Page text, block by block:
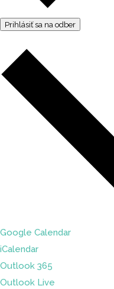
Prihlásiť sa na odber
Google Calendar
iCalendar
Outlook 365
Outlook Live